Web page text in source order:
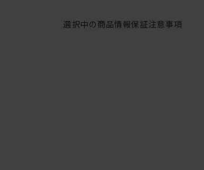
選択中の商品情報保証注意事項